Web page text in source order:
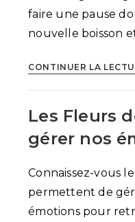
faire une pause
nouvelle boisson
CONTINUER LA
Les Fleurs
gérer nos
Connaissez-vous
permettent de
émotions pour